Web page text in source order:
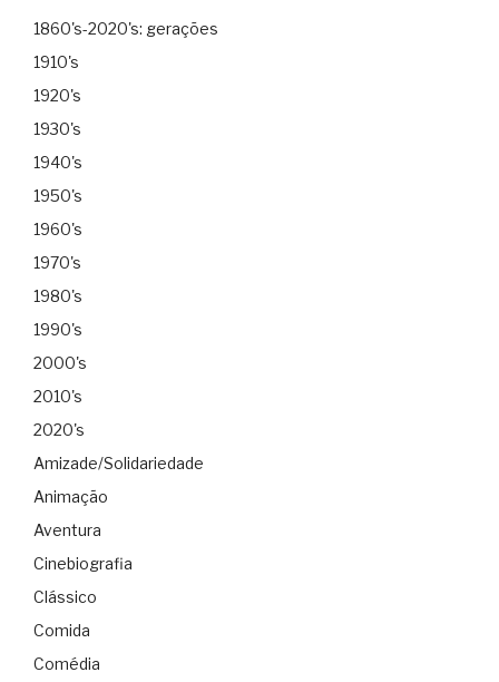
1860's-2020's: gerações
1910's
1920's
1930's
1940's
1950's
1960's
1970's
1980's
1990's
2000's
2010's
2020's
Amizade/Solidariedade
Animação
Aventura
Cinebiografia
Clássico
Comida
Comédia